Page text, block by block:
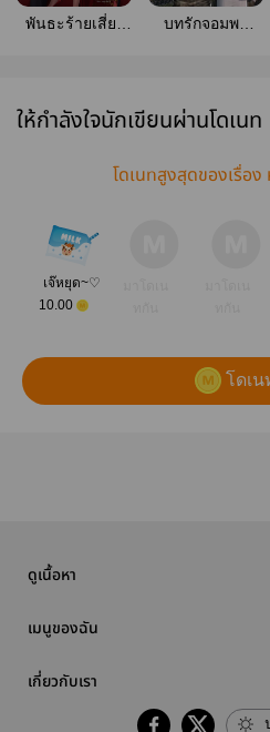
พันธะร้ายเสี่ยง
บทรักจอมพล
ให้กำลังใจนักเขียนผ่านโดเนท
โดเนทสูงสุดของเรื่อ
เจ๊หยุด~♡
10.00
โดเ
ดูเนื้อหา
เมนูของฉัน
เกี่ยวกับเรา